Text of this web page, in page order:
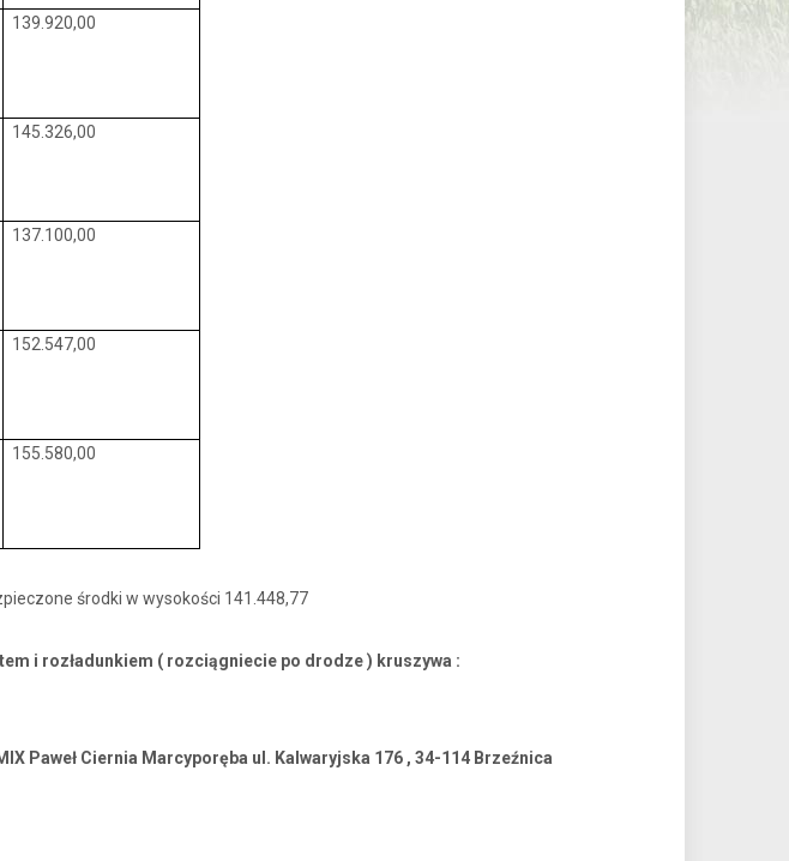
139.920,00
145.326,00
137.100,00
152.547,00
155.580,00
środki w wysokości 141.448,77
i rozładunkiem ( rozciągniecie po drodze ) kruszywa :
Paweł Ciernia Marcyporęba ul. Kalwaryjska 176 , 34-114 Brzeźnica